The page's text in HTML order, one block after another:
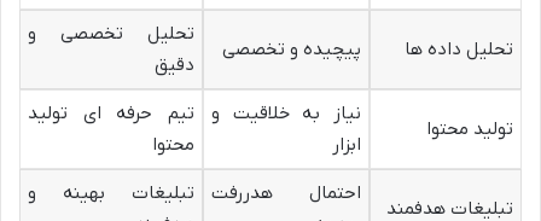
تحلیل داده ها پیچیده و تخصصی
تحلیل تخصصی و
دقیق
تولید محتوا
نیاز به خلاقیت و
ابزار
تیم حرفه ای تولید
محتوا
تبلیغات هدفمند
احتمال هدررفت
تبلیغات بهینه و